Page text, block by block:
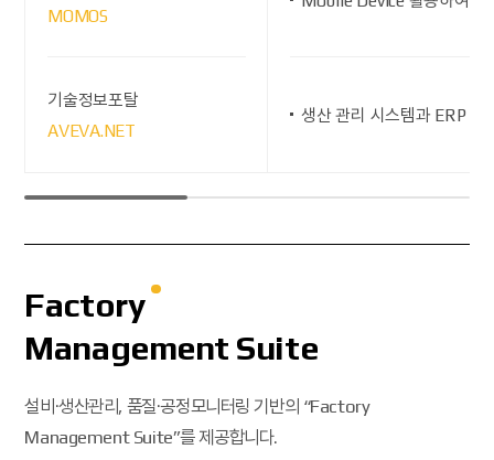
MOMOS
기술정보포탈
AVEVA.NET
생산 관리 시스템과 ERP 연
Factory
Management Suite
설비·생산관리, 품질·공정모니터링 기반의 “Factory
Management Suite”를 제공합니다.